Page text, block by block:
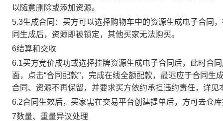
以随意删除或添加资源。
5.3生成合同：买方可以选择购物车中的资源生成电子合同
同生成后，资源即被锁定，其他买家无法购买。
6结算和交收
6.1买方竞价成功或选择挂牌资源生成电子合同后，此时合
面，点击“合同配款”，完成在线全额配款，最迟应于合同
合同、资源不再保留，并要求买方依约承担违约责任，详见
6.2合同生效后，买家需在交易平台创建提单后，方可去仓
7数量、重量异议处理